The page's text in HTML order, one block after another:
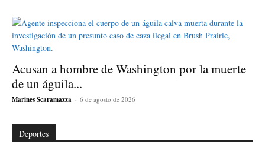
Acusan a hombre de Washington por la muerte
de un águila...
Marines Scaramazza - 6 de agosto de 2026
Deportes